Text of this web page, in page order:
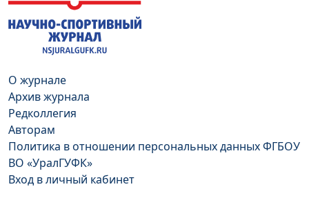
О журнале
Архив журнала
Редколлегия
Авторам
Политика в отношении персональных данных ФГБОУ
ВО «УралГУФК»
Вход в личный кабинет